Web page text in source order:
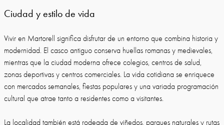
Ciudad y estilo de vida
Vivir en Martorell significa disfrutar de un entorno que combina historia y
modernidad. El casco antiguo conserva huellas romanas y medievales,
mientras que la ciudad moderna ofrece colegios, centros de salud,
zonas deportivas y centros comerciales. La vida cotidiana se enriquece
con mercados semanales, fiestas populares y una variada programación
cultural que atrae tanto a residentes como a visitantes.
La localidad también está rodeada de viñedos, parques naturales y rutas